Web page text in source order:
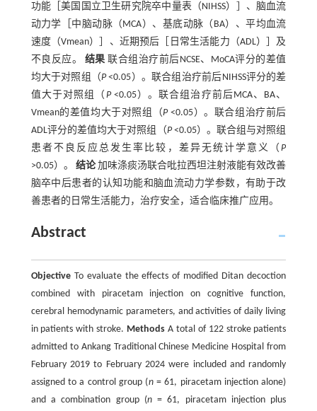
功能［美国国立卫生研究院卒中量表（NIHSS）］、脑血流
动力学［中脑动脉（MCA）、基底动脉（BA）、平均血流
速度（Vmean）］、近期预后［日常生活能力（ADL）］及
不良反应。 结果 联合组治疗前后NCSE、MoCA评分的差值
均大于对照组（P<0.05）。联合组治疗前后NIHSS评分的差
值大于对照组（ P<0.05）。联合组治疗前后MCA、BA、
Vmean的差值均大于对照组（P<0.05）。联合组治疗前后
ADL评分的差值均大于对照组（P<0.05）。联合组与对照组
患者不良反应总发生率比较，差异无统计学意义（P
>0.05）。 结论加味涤痰汤联合吡拉西坦注射液能有效改善
脑卒中后患者的认知功能和脑血流动力学参数，有助于改
善患者的日常生活能力，治疗安全，适合临床推广应用。
Abstract
ObjectiveTo evaluate the effects of modified Ditan decoction
combined with piracetam injection on cognitive function,
cerebral hemodynamic parameters, and activities of daily living
in patients with stroke. Methods A total of 122 stroke patients
admitted to Ankang Traditional Chinese Medicine Hospital from
February 2019 to February 2024 were included and randomly
assigned to a control group (n= 61, piracetam injection alone)
and a combination group (n= 61, piracetam injection plus